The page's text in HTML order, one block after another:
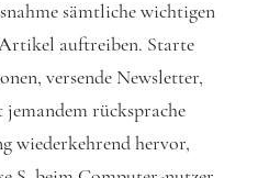
sämtliche wichtigen
auftreiben. Starte
versende Newsletter,
rücksprache
wiederkehrend hervor,